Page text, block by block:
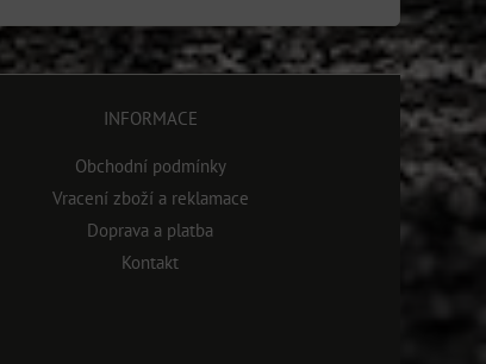
INFORMACE
Obchodní podmínky
Vracení zboží a reklamace
Doprava a platba
Kontakt